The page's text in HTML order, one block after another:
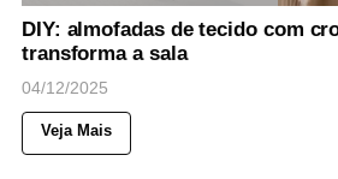
DIY: almofadas de tecido com
transforma a sala
04/12/2025
Veja Mais